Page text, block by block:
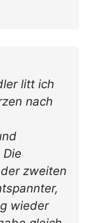
litt ich
nach
zweiten
wieder